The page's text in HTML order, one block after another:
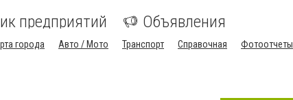
предприятий Объявления
города Авто / Мото Транспорт Справочная Фотоотчеты